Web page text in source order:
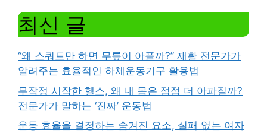
최신 글
“왜 스쿼트만 하면 무릎이 아플까?” 재활 전문가가
알려주는 효율적인 하체운동기구 활용법
무작정 시작한 헬스, 왜 내 몸은 점점 더 아파질까?
전문가가 말하는 ‘진짜’ 운동법
운동 효율을 결정하는 숨겨진 요소, 실패 없는 여자